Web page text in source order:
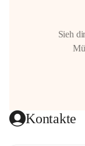
Sieh
Kontakte